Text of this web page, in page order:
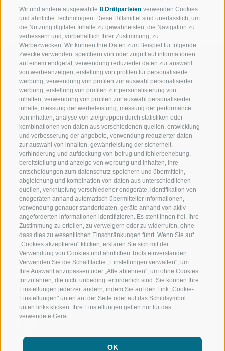
Wir und andere ausgewählte 8 Drittparteien verwenden Cookies
und ähnliche Technologien. Diese Hilfsmittel sind unerlässlich, um
die Nutzung digitaler Inhalte zu gewährleisten, die Navigation zu
verbessern und, vorbehaltlich Ihrer Zustimmung, zu
Werbezwecken. Wir können Ihre Daten zum Beispiel für folgende
Zwecke verwenden: speichern von oder zugriff auf informationen
auf einem endgerät, verwendung reduzierter daten zur auswahl
von werbeanzeigen, erstellung von profilen für personalisierte
werbung, verwendung von profilen zur auswahl personalisierter
werbung, erstellung von profilen zur personalisierung von
inhalten, verwendung von profilen zur auswahl personalisierter
inhalte, messung der werbeleistung, messung der performance
von inhalten, analyse von zielgruppen durch statistiken oder
kombinationen von daten aus verschiedenen quellen, entwicklung
und verbesserung der angebote, verwendung reduzierter daten
zur auswahl von inhalten, gewährleistung der sicherheit,
verhinderung und aufdeckung von betrug und fehlerbehebung,
bereitstellung und anzeige von werbung und inhalten, ihre
entscheidungen zum datenschutz speichern und übermitteln,
abgleichung und kombination von daten aus unterschiedlichen
quellen, verknüpfung verschiedener endgeräte, identifikation von
endgeräten anhand automatisch übermittelter informationen,
verwendung genauer standortdaten, geräte anhand von aktiv
angeforderten informationen identifizieren. Es steht Ihnen frei, Ihre
Zustimmung zu erteilen, zu verweigern oder zu widerrufen, ohne
dass dies zu wesentlichen Einschränkungen führt. Wenn Sie auf
„Cookies akzeptieren" klicken, erklären Sie sich mit der
Verwendung von Cookies und ähnlichen Tools einverstanden.
Verwenden Sie die Schaltfläche „Einstellungen verwalten", um
Ihre Auswahl anzupassen oder „Alle ablehnen", um ohne Cookies
fortzufahren, die nicht unbedingt erforderlich sind. Sie können Ihre
Einstellungen jederzeit ändern, indem Sie auf den Link „Cookie-
Einstellungen" unten auf der Seite oder auf das Schildsymbol
unten links klicken. Ihre Einstellungen gelten nur für das
verwendete Gerät.
OK
WILLKOMMEN IN DER
FERIENREGION RATSCHINGS
JAUFENTAL
RATSCHINGS
RIDNAUNTAL
BERGBAHNEN
SKISCHULE RATSCHINGS
LUISL'S SKISCHULE IN RATSCHINGS
SPORT UND
MENGE
SKIFAHREN
WANDERN
HOCHALPINE
BIKEN
LANGLAUFEN
FOLGE UNS AUF SOCIAL MEDIA